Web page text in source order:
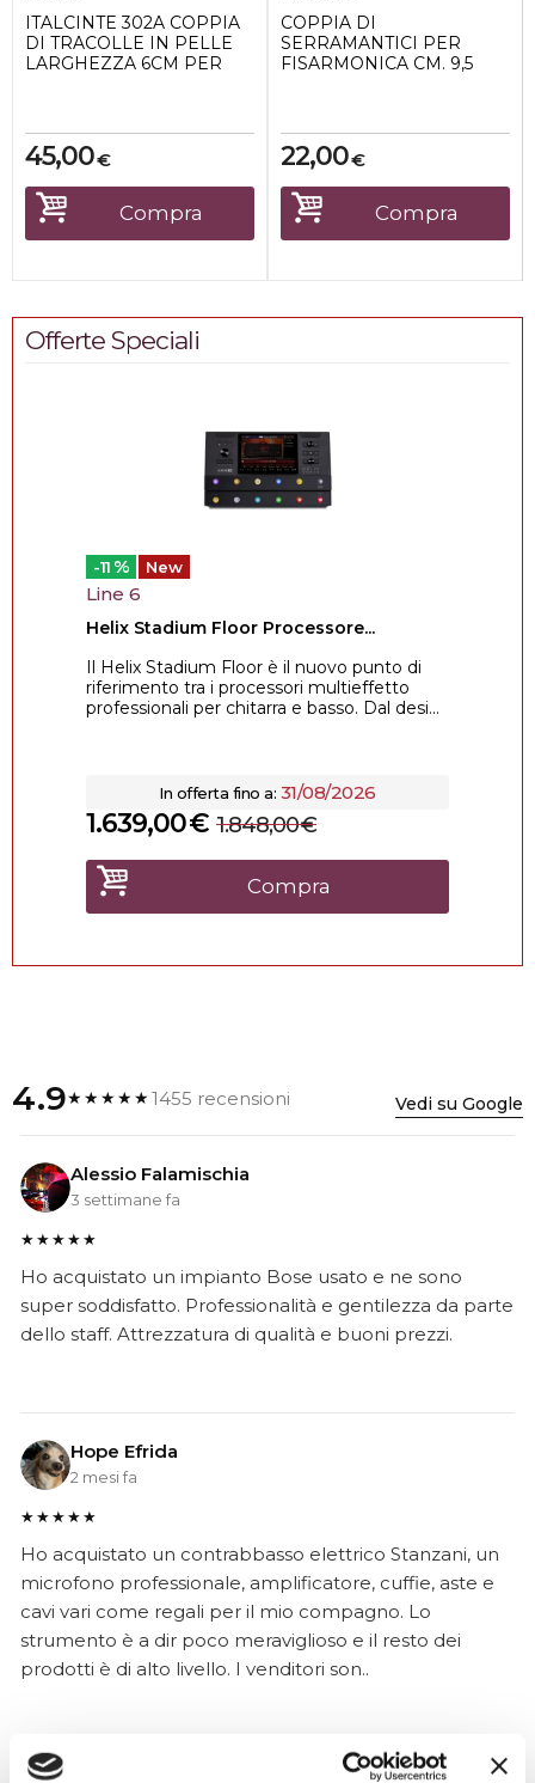
ITALCINTE 302A COPPIA
DI TRACOLLE IN PELLE
LARGHEZZA 6CM PER
€
45,00
Compra
COPPIA DI
SERRAMANTICI PER
FISARMONICA CM. 9,5
€
22,00
Compra
Offerte Speciali
-11 % New
Line 6
Helix Stadium Floor Processore...
Il Helix Stadium Floor è il nuovo punto di
riferimento tra i processori multieffetto
professionali per chitarra e basso. Dal desi...
In offerta fino a: 31/08/2026
€
1.639,00 €
1.848,00
Compra
4.9★★★★★1455 recensioni Vedi su Google
Alessio Falamischia
3 settimane fa
★★★★★
Ho acquistato un impianto Bose usato e ne sono
super soddisfatto. Professionalità e gentilezza da parte
dello staff. Attrezzatura di qualità e buoni prezzi.
Hope Efrida
2 mesi fa
★★★★★
Ho acquistato un contrabbasso elettrico Stanzani, un
microfono professionale, amplificatore, cuffie, aste e
cavi vari come regali per il mio compagno. Lo
strumento è a dir poco meraviglioso e il resto dei
prodotti è di alto livello. I venditori son..